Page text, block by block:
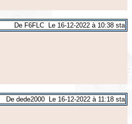
De F6FLC Le 16-12-2022 à 10:38 sta
De dede2000 Le 16-12-2022 à 11:18 sta